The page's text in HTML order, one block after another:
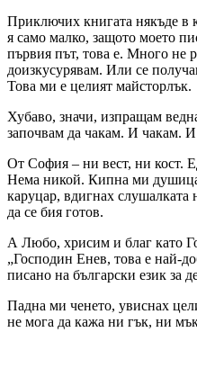
Приключих книгата някъде в
я само малко, защото моето
първия път, това е. Много не
доизкусурявам. Или се
Това ми е целият майсторлък.
Хубаво, значи, изпращам
започвам да чакам. И чакам.
От София – ни вест, ни кост.
Нема никой. Кипна ми
каруцар, вдигнах слушалката
да се бия готов.
А Любо, хрисим и благ като
„Господин Енев, това е най-
писано на български език за
Падна ми ченето, увиснах
не мога да кажа ни гък, ни